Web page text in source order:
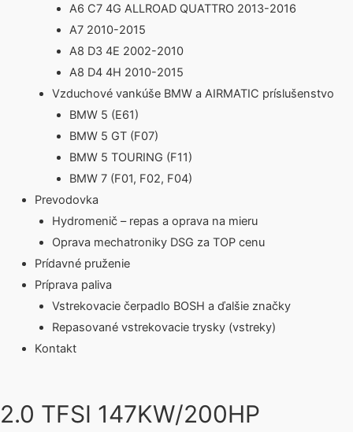
A6 C7 4G ALLROAD QUATTRO 2013-2016
A7 2010-2015
A8 D3 4E 2002-2010
A8 D4 4H 2010-2015
Vzduchové vankúše BMW a AIRMATIC príslušenstvo
BMW 5 (E61)
BMW 5 GT (F07)
BMW 5 TOURING (F11)
BMW 7 (F01, F02, F04)
Prevodovka
Hydromenič – repas a oprava na mieru
Oprava mechatroniky DSG za TOP cenu
Prídavné pruženie
Príprava paliva
Vstrekovacie čerpadlo BOSH a ďalšie značky
Repasované vstrekovacie trysky (vstreky)
Kontakt
2.0 TFSI 147KW/200HP